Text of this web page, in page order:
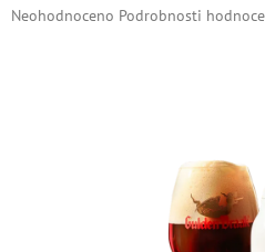
Průměrné
Neohodnoceno Podrobnosti